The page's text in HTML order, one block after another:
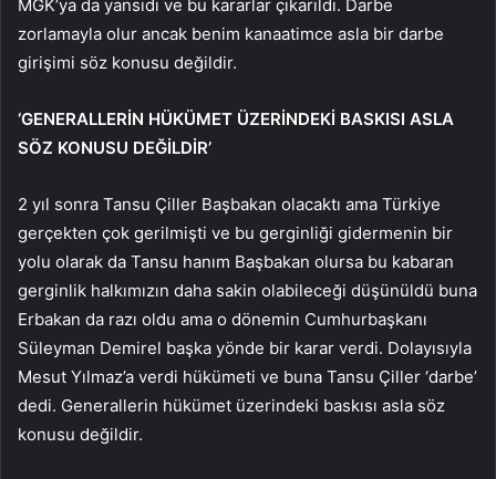
MGK’ya da yansıdı ve bu kararlar çıkarıldı. Darbe
zorlamayla olur ancak benim kanaatimce asla bir darbe
girişimi söz konusu değildir.
‘GENERALLERİN HÜKÜMET ÜZERİNDEKİ BASKISI ASLA
SÖZ KONUSU DEĞİLDİR’
2 yıl sonra Tansu Çiller Başbakan olacaktı ama Türkiye
gerçekten çok gerilmişti ve bu gerginliği gidermenin bir
yolu olarak da Tansu hanım Başbakan olursa bu kabaran
gerginlik halkımızın daha sakin olabileceği düşünüldü buna
Erbakan da razı oldu ama o dönemin Cumhurbaşkanı
Süleyman Demirel başka yönde bir karar verdi. Dolayısıyla
Mesut Yılmaz’a verdi hükümeti ve buna Tansu Çiller ‘darbe’
dedi. Generallerin hükümet üzerindeki baskısı asla söz
konusu değildir.